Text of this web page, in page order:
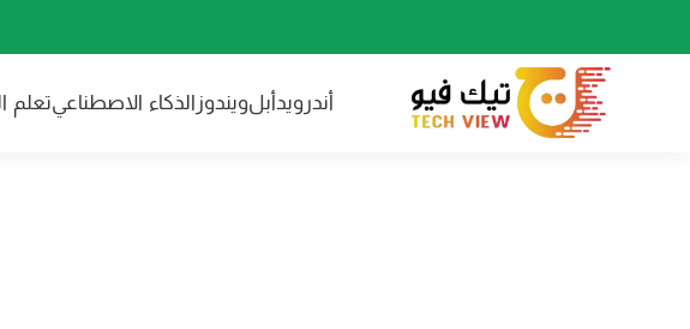
أندرويدأبلويندوز الذكاء الاصطناعيتعلم